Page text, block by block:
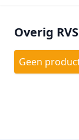
Overig
Geen